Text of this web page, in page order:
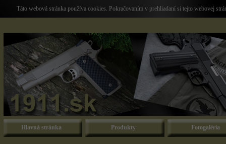
Táto webová stránka používa cookies. Pokračovaním v prehliadaní si tejto webovej
Hlavná stránka Produkty Fotogaléria